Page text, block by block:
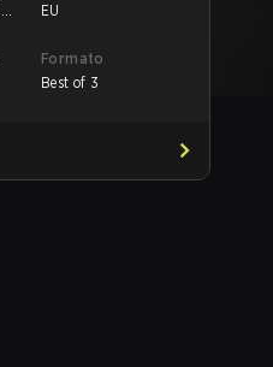
EU
Formato
Best of 3